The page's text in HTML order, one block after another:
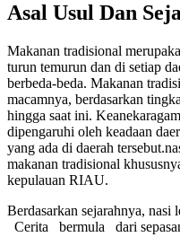
Asal Usul Dan
Makanan tradisional
turun temurun dan di setiap
berbeda-beda. Makanan
macamnya, berdasarkan
hingga saat ini.
dipengaruhi oleh keadaan
yang ada di daerah
makanan tradisional
kepulauan RIAU.
Berdasarkan sejarahnya,
Cerita bermula dari